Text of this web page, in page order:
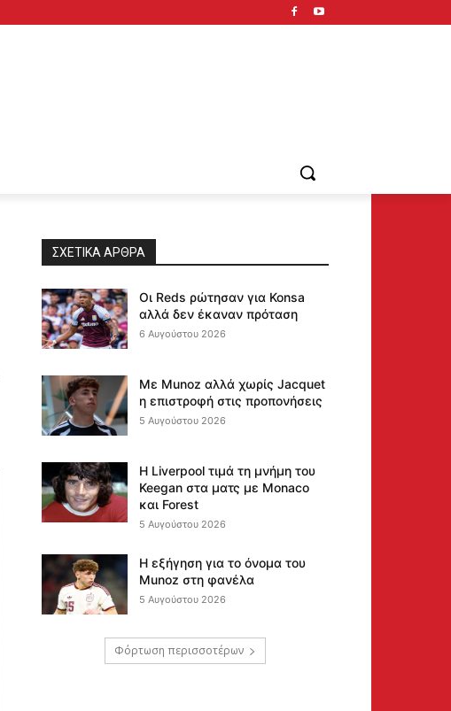
ΣΧΕΤΙΚΆ ΆΡΘΡΑ
Οι Reds ρώτησαν για Konsa
αλλά δεν έκαναν πρόταση
6 Αυγούστου 2026
Με Munoz αλλά χωρίς Jacquet
η επιστροφή στις προπονήσεις
5 Αυγούστου 2026
Η Liverpool τιμά τη μνήμη του
Keegan στα ματς με Monaco
και Forest
5 Αυγούστου 2026
Η εξήγηση για το όνομα του
Munoz στη φανέλα
5 Αυγούστου 2026
Φόρτωση περισσοτέρων